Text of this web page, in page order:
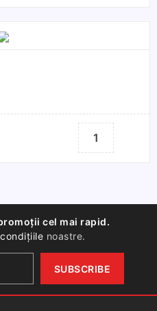
Cantitate
Buton
cel mai rapid.
condițiile noastre.